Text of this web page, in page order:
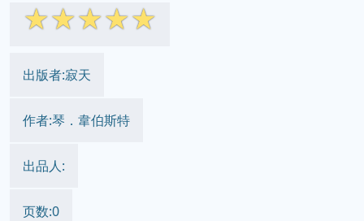
☆☆☆☆☆
出版者:寂天
作者:琴．韋伯斯特
出品人:
页数:0